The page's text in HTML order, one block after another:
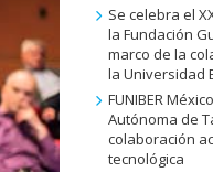
Se celebra el
la Fundación
marco de la
la Universidad
FUNIBER
Autónoma de
colaboración
tecnológica